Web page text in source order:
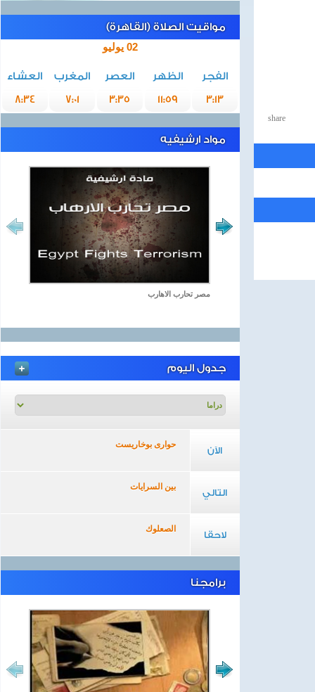
share
مواقيت الصلاة (القاهرة)
02 يوليو
الفجر الظهر العصر المغرب
العشاء
3:13
11:59
3:35
7:01
8:34
مواد ارشيفيه
مصر تحارب الاهارب
جدول اليوم
الآن
حوارى بوخاريست
التالي
بين السرايات
لاحقا
الصعلوك
برامجنا